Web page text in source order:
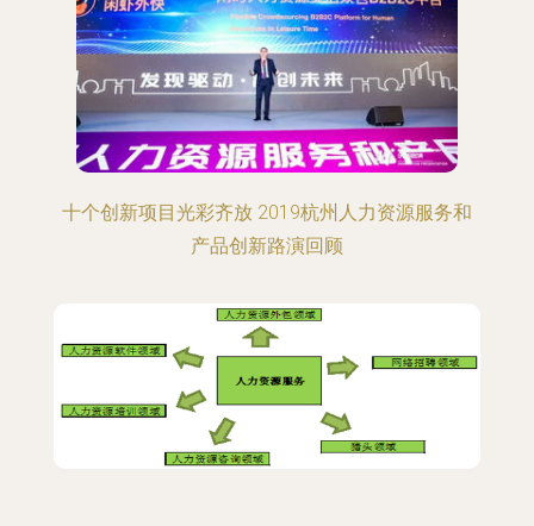
十个创新项目光彩齐放 2019杭州人力资源服务和
产品创新路演回顾